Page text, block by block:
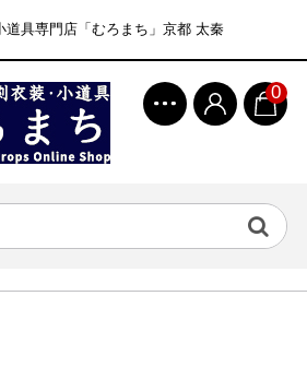
具専門店「むろまち」京都 太秦
0